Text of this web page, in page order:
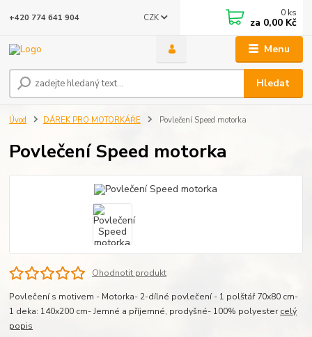
Menu
CZK
Hledat
+420 774 641 904 0 ks
za 0,00 Kč
Úvod DÁREK PRO MOTORKÁŘE Povlečení Speed motorka
Povlečení Speed motorka
Ohodnotit produkt
Povlečení s motivem - Motorka- 2-dílné povlečení - 1 polštář 70x80 cm-
1 deka: 140x200 cm- Jemné a příjemné, prodyšné- 100% polyestercelý
popis